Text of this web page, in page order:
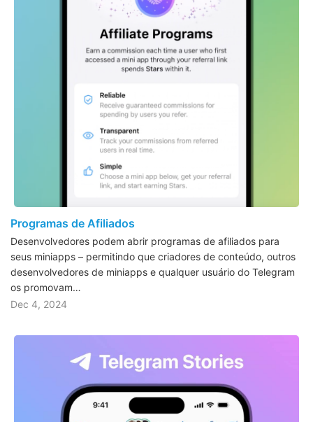
Programas de Afiliados
Desenvolvedores podem abrir programas de afiliados para
seus miniapps – permitindo que criadores de conteúdo, outros
desenvolvedores de miniapps e qualquer usuário do Telegram
os promovam…
Dec 4, 2024